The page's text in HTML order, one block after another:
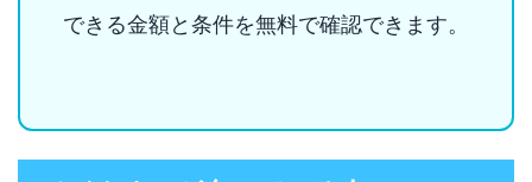
できる金額と条件を無料で確認できます。